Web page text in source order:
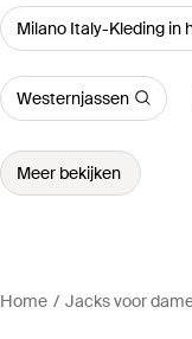
Milano Italy-Kleding in
Westernjassen
Meer bekijken
Home Jacks voor